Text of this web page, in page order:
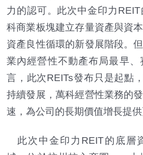
力的認可。此次中金印力
科商業板塊建立存量資產與資
資產良性循環的新發展階段。
業內經營性不動產布局最早、
言，此次REITs發布只是起點
持續發展，萬科經營性業務的
速，為公司的長期價值增長提供
此次中金印力REIT的底層